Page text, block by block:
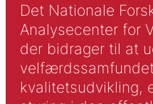
Det Nationale
Analysecenter for
der bidrager til at
kvalitetsudvikling,